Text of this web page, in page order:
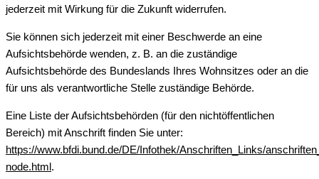
jederzeit mit Wirkung für die Zukunft widerrufen.
Sie können sich jederzeit mit einer Beschwerde an eine
Aufsichtsbehörde wenden, z. B. an die zuständige
Aufsichtsbehörde des Bundeslands Ihres Wohnsitzes oder an die
für uns als verantwortliche Stelle zuständige Behörde.
Eine Liste der Aufsichtsbehörden (für den nichtöffentlichen
Bereich) mit Anschrift finden Sie unter:
https://www.bfdi.bund.de/DE/Infothek/Anschriften_Links/
node.html.